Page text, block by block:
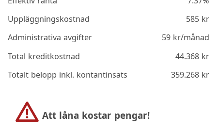
Uppläggningskostnad
585kr
Administrativa avgifter
59kr/månad
Total kreditkostnad
44.368kr
Totalt belopp inkl. kontantinsats
359.268kr
Att låna kostar pengar!